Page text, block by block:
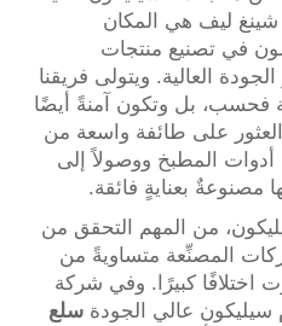
شينغ ليف هي المكان
في تصنيع منتجات
العالية. ويتولى فريقنا
فحسب، بل وتكون آمنةً أيضًا
على طائفة واسعة من
أدوات المطبخ ووصولاً إلى
مصنوعةٌ بعنايةٍ فائقة.
من المهم التحقق من
المصنِّعة متساويةً من
اختلافًا كبيرًا. وفي شركة
عالي الجودة سلع